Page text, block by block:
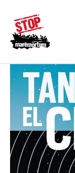
contingut